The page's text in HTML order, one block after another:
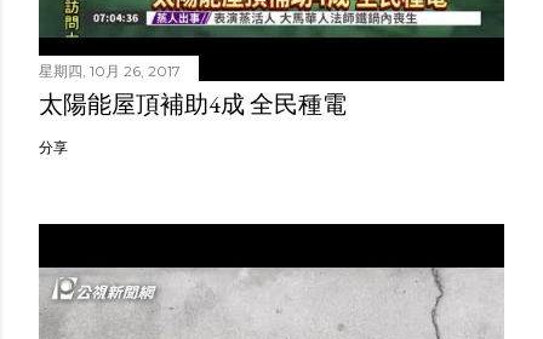
星期四, 10月 26, 2017
太陽能屋頂補助4成 全民種電
分享